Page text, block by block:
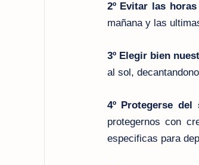
2º Evitar las
mañana y las
3º Elegir bien
al sol,
4º Protegerse del
protegernos con
especificas para